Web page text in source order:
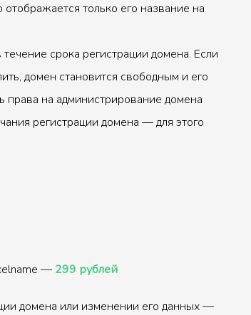
только его название на
срока регистрации домена. Если
домен становится свободным и его
на администрирование домена
регистрации домена — для этого
— 299 рублей
домена или изменении его данных —